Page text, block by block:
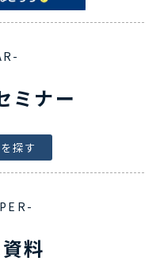
ミナー
探す
料